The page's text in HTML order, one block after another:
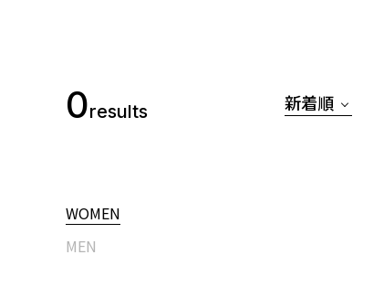
0results
WOMEN
MEN
新着順